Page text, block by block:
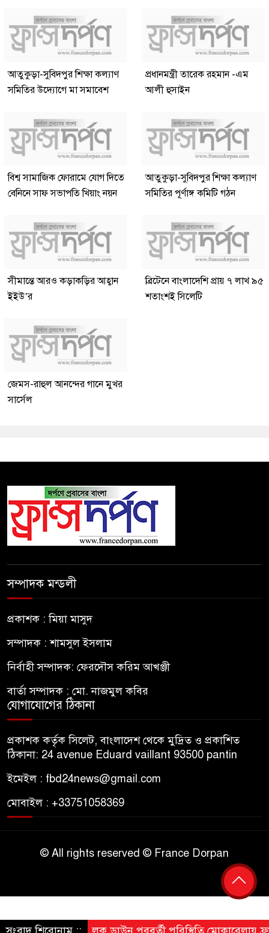
আতুকুড়া-সুবিদপুর শিক্ষা কল্যাণ
সমিতির উদ্যোগে মা সমাবেশ
প্রধানমন্ত্রী তারেক রহমান -এম
আলী হুসাইন
বিশ্ব সামাজিক ফোরামে যোগ দিতে
বেনিনে সাফ সভাপতি খিয়াং নয়ন
আতুকুড়া-সুবিদপুর শিক্ষা কল্যাণ
সমিতির পূর্ণাঙ্গ কমিটি গঠন
সীমান্তে আরও কড়াকড়ির আহ্বান
ইইউ’র
ব্রিটেনে বাংলাদেশি প্রায় ৭ লাখ ৯৫
শতাংশই সিলেটি
জেমস-রাহুল আনন্দের গানে মুখর
সার্সেল
সম্পাদক মন্ডলী
প্রকাশক : মিয়া মাসুদ
সম্পাদক : শামসুল ইসলাম
নির্বাহী সম্পাদক: ফেরদৌস করিম আখঞ্জী
বার্তা সম্পাদক : মো. নাজমুল কবির
যোগাযোগের ঠিকানা
প্রকাশক কর্তৃক সিলেট, বাংলাদেশ থেকে মুদ্রিত ও প্রকাশিত
ঠিকানা: 24 avenue Eduard vaillant 93500 pantin
ইমেইল : fbd24news@gmail.com
মোবাইল : +33751058369
© All rights reserved © France Dorpan